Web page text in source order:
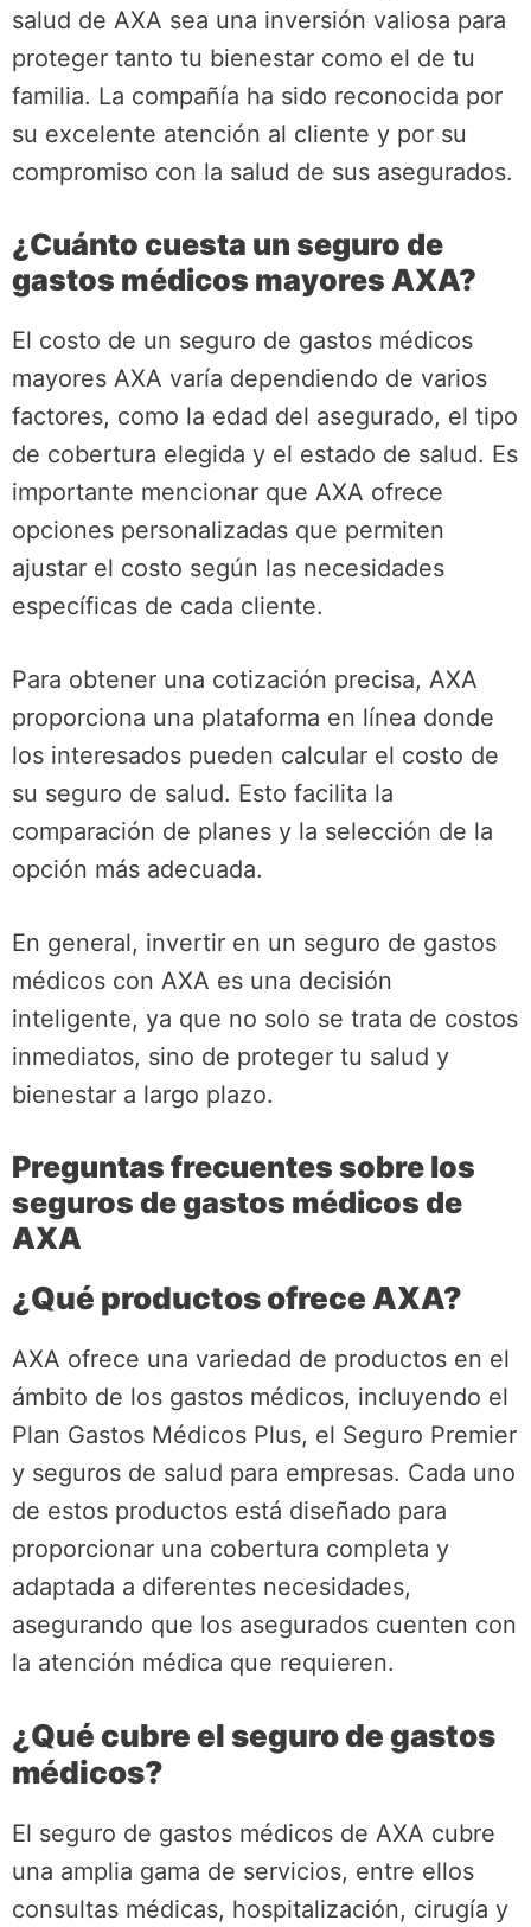
salud de AXA sea una inversión valiosa para
proteger tanto tu bienestar como el de tu
familia. La compañía ha sido reconocida por
su excelente atención al cliente y por su
compromiso con la salud de sus asegurados.
¿Cuánto cuesta un seguro de
gastos médicos mayores AXA?
El costo de un seguro de gastos médicos
mayores AXA varía dependiendo de varios
factores, como la edad del asegurado, el tipo
de cobertura elegida y el estado de salud. Es
importante mencionar que AXA ofrece
opciones personalizadas que permiten
ajustar el costo según las necesidades
específicas de cada cliente.
Para obtener una cotización precisa, AXA
proporciona una plataforma en línea donde
los interesados pueden calcular el costo de
su seguro de salud. Esto facilita la
comparación de planes y la selección de la
opción más adecuada.
En general, invertir en un seguro de gastos
médicos con AXA es una decisión
inteligente, ya que no solo se trata de costos
inmediatos, sino de proteger tu salud y
bienestar a largo plazo.
Preguntas frecuentes sobre los
seguros de gastos médicos de
AXA
¿Qué productos ofrece AXA?
AXA ofrece una variedad de productos en el
ámbito de los gastos médicos, incluyendo el
Plan Gastos Médicos Plus, el Seguro Premier
y seguros de salud para empresas. Cada uno
de estos productos está diseñado para
proporcionar una cobertura completa y
adaptada a diferentes necesidades,
asegurando que los asegurados cuenten con
la atención médica que requieren.
¿Qué cubre el seguro de gastos
médicos?
El seguro de gastos médicos de AXA cubre
una amplia gama de servicios, entre ellos
consultas médicas, hospitalización, cirugía y